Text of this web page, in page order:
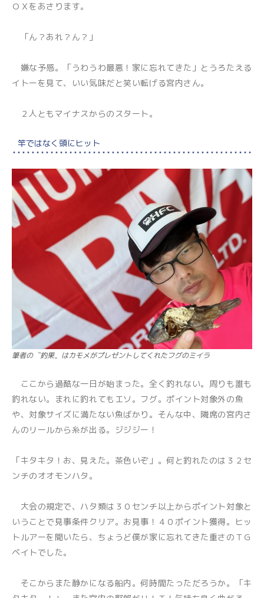
ＯＸをあさります。
「ん？あれ？ん？」
嫌な予感。「うわうわ最悪！家に忘れてきた」とうろたえる
イトーを見て、いい気味だと笑い転げる宮内さん。
２人ともマイナスからのスタート。
竿ではなく頭にヒット
筆者の〝釣果〟はカモメがプレゼントしてくれたフグのミイラ
ここから過酷な一日が始まった。全く釣れない。周りも誰も
釣れない。まれに釣れてもエソ。フグ。ポイント対象外の魚
や、対象サイズに満たない魚ばかり。そんな中、隣席の宮内さ
んのリールから糸が出る。ジジジー！
「キタキタ！お、見えた。茶色いぞ」。何と釣れたのは３２セ
ンチのオオモンハタ。
大会の規定で、ハタ類は３０センチ以上からポイント対象と
いうことで見事条件クリア。お見事！４０ポイント獲得。ヒッ
トルアーを聞いたら、ちょうど僕が家に忘れてきた重さのＴＧ
ベイトでした。
そこからまた静かになる船内。何時間たっただろうか。「キ